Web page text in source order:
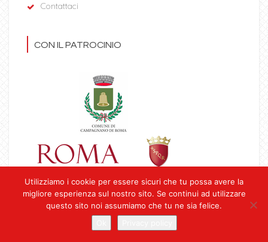
Contattaci
CON IL PATROCINIO
Copyright © 2020S.S.D. Roma Bike Park a r.l. P.I.: 15598911004
Rights Reserved.
Privacy Policy|Terms of Service
Utilizziamo i cookie per essere sicuri che tu possa avere la
migliore esperienza sul nostro sito. Se continui ad utilizzare
questo sito noi assumiamo che tu ne sia felice.